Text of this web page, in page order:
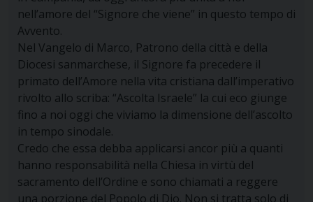
nell’amore del “Signore che viene” in questo tempo di
Avvento.
Nel Vangelo di Marco, Patrono della città e della
Diocesi sanmarchese, il Signore fa precedere il
primato dell’Amore nella vita cristiana dall’imperativo
rivolto allo scriba: “Ascolta Israele” la cui eco giunge
fino a noi oggi che viviamo la dimensione dell’ascolto
in tempo sinodale.
Credo che essa debba applicarsi ancor più a quanti
hanno responsabilità nella Chiesa in virtù del
sacramento dell’Ordine e sono chiamati a reggere
una porzione del Popolo di Dio. Non si tratta solo di